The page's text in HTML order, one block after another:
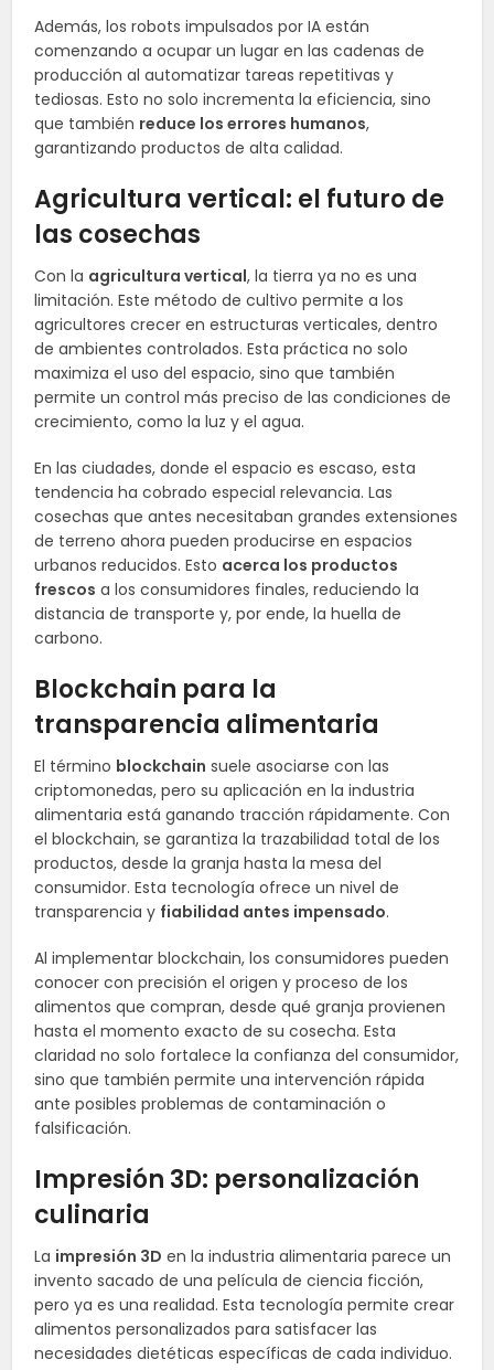
Además, los robots impulsados por IA están
comenzando a ocupar un lugar en las cadenas de
producción al automatizar tareas repetitivas y
tediosas. Esto no solo incrementa la eficiencia, sino
que también reduce los errores humanos,
garantizando productos de alta calidad.
Agricultura vertical: el futuro de
las cosechas
Con la agricultura vertical, la tierra ya no es una
limitación. Este método de cultivo permite a los
agricultores crecer en estructuras verticales, dentro
de ambientes controlados. Esta práctica no solo
maximiza el uso del espacio, sino que también
permite un control más preciso de las condiciones de
crecimiento, como la luz y el agua.
En las ciudades, donde el espacio es escaso, esta
tendencia ha cobrado especial relevancia. Las
cosechas que antes necesitaban grandes extensiones
de terreno ahora pueden producirse en espacios
urbanos reducidos. Esto acerca los productos
frescos a los consumidores finales, reduciendo la
distancia de transporte y, por ende, la huella de
carbono.
Blockchain para la
transparencia alimentaria
El término blockchain suele asociarse con las
criptomonedas, pero su aplicación en la industria
alimentaria está ganando tracción rápidamente. Con
el blockchain, se garantiza la trazabilidad total de los
productos, desde la granja hasta la mesa del
consumidor. Esta tecnología ofrece un nivel de
transparencia y fiabilidad antes impensado.
Al implementar blockchain, los consumidores pueden
conocer con precisión el origen y proceso de los
alimentos que compran, desde qué granja provienen
hasta el momento exacto de su cosecha. Esta
claridad no solo fortalece la confianza del consumidor,
sino que también permite una intervención rápida
ante posibles problemas de contaminación o
falsificación.
Impresión 3D: personalización
culinaria
La impresión 3D en la industria alimentaria parece un
invento sacado de una película de ciencia ficción,
pero ya es una realidad. Esta tecnología permite crear
alimentos personalizados para satisfacer las
necesidades dietéticas específicas de cada individuo.